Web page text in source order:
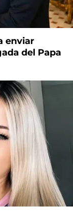
enviar
del Papa